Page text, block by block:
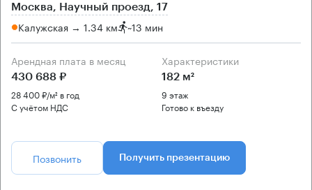
Москва, Научный проезд, 17
Калужская → 1.34 км ~13 мин
Арендная плата в месяц
430 688 ₽
28 400 ₽/м² в год
С учётом НДС
Характеристики
182 м²
9 этаж
Готово к въезду
Позвонить Получить презентацию